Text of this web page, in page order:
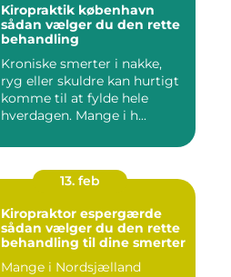
Kiropraktik københavn
sådan vælger du den rette
behandling
Kroniske smerter i nakke,
ryg eller skuldre kan hurtigt
komme til at fylde hele
hverdagen. Mange i h...
13. feb
Kiropraktor espergærde
sådan vælger du den rette
behandling til dine smerter
Mange i Nordsjælland